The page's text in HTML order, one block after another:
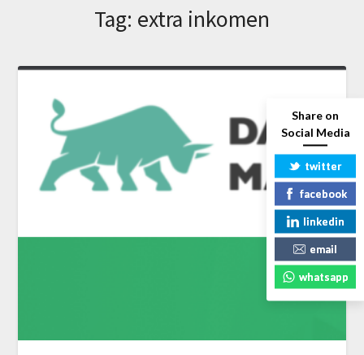
Tag: extra inkomen
Share on
Social Media
twitter
facebook
linkedin
email
whatsapp